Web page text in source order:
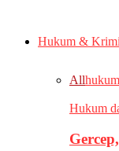
Hukum &
All
Hukum